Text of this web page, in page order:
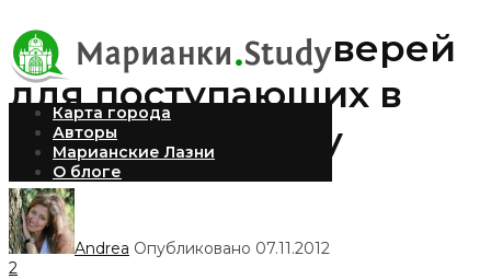
Карта города
Авторы
Марианские Лазни
О блоге
Дни открытых дверей
для поступающих в
ВУЗы в 2013 году
Andrea Опубликовано 07.11.2012
2